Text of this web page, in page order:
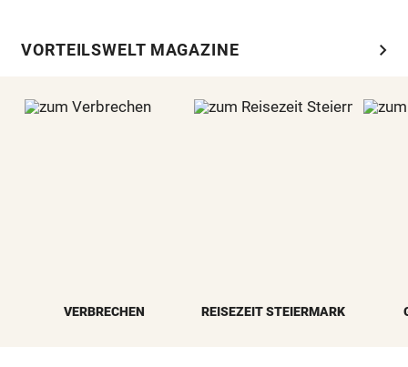
VORTEILSWELT MAGAZINE chevron_right
VERBRECHEN REISEZEIT STEIERMARK